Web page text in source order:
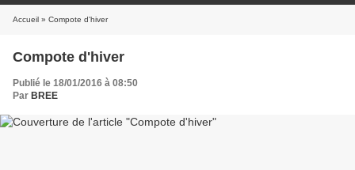
Accueil » Compote d'hiver
Compote d'hiver
Publié le 18/01/2016 à 08:50
Par BREE